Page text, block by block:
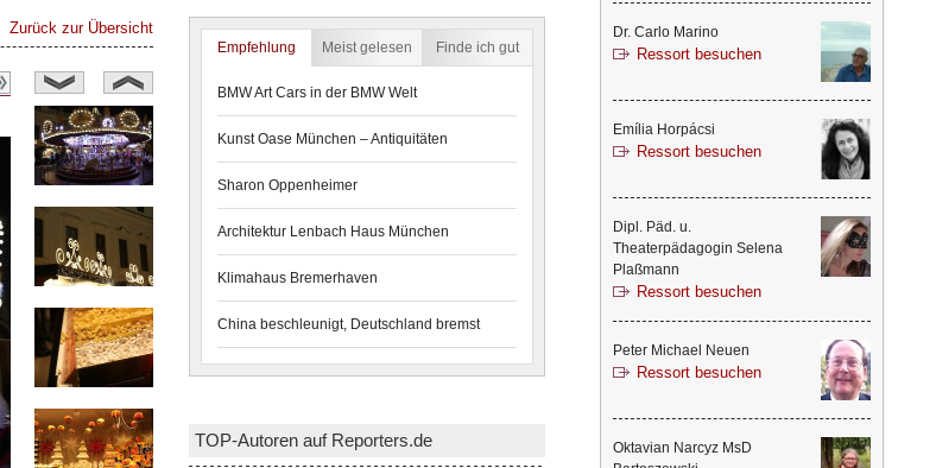
Zurück zur Übersicht
Empfehlung Meist gelesen Finde ich gut
BMW Art Cars in der BMW Welt
Kunst Oase München – Antiquitäten
Sharon Oppenheimer
Architektur Lenbach Haus München
Klimahaus Bremerhaven
China beschleunigt, Deutschland bremst
TOP-Autoren auf Reporters.de
Dr. Carlo Marino
Ressort besuchen
Emília Horpácsi
Ressort besuchen
Dipl. Päd. u.
Theaterpädagogin Selena
Plaßmann
Ressort besuchen
Peter Michael Neuen
Ressort besuchen
Oktavian Narcyz MsD